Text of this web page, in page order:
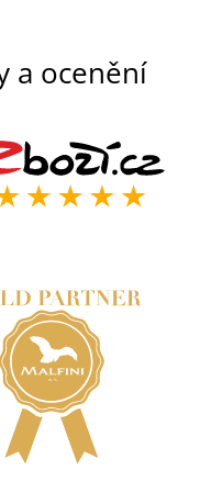
a ocenění